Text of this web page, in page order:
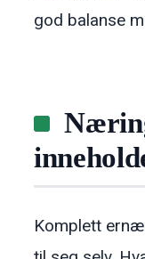
god balanse
Komplett